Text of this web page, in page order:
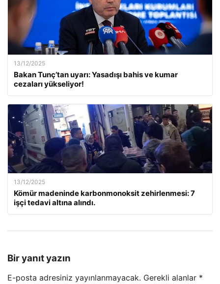
13/12/2025
Bakan Tunç’tan uyarı: Yasadışı bahis ve kumar
cezaları yükseliyor!
13/12/2025
Kömür madeninde karbonmonoksit zehirlenmesi: 7
işçi tedavi altına alındı.
Bir yanıt yazın
E-posta adresiniz yayınlanmayacak. Gerekli alanlar *